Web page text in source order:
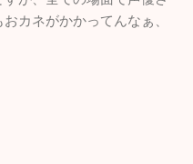
カネがかかってんなぁ、